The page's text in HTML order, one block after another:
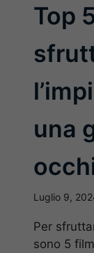
Top
una
Luglio 9,
Per
sono 5